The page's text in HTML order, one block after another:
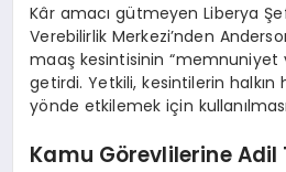
Kâr amacı gütmeyen Liberya
Verebilirlik Merkezi’nden
maaş kesintisinin “memnuniyet
getirdi. Yetkili, kesintilerin halkın
yönde etkilemek için
Kamu Görevlilerine